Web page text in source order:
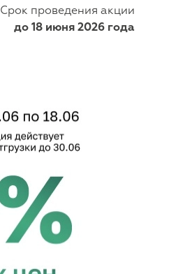
Cрок проведения акции
до 18 июня 2026 года